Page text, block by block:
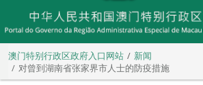
澳门特别行政区政府入口网站
新闻
对曾到湖南省张家界市人士的防疫措施